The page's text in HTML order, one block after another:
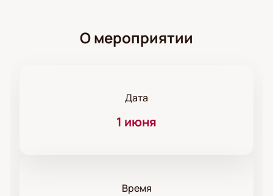
О мероприятии
Дата
1 июня
Время